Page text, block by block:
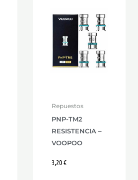
Repuestos
PNP-TM2
RESISTENCIA –
VOOPOO
3,20€